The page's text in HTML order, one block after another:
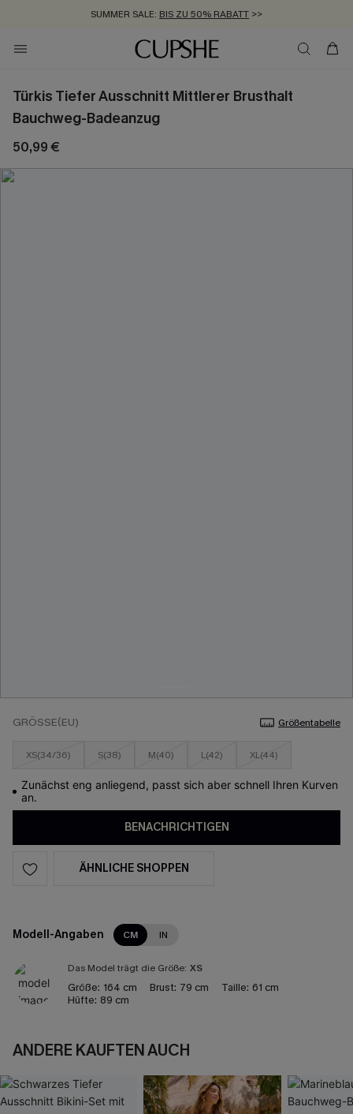
SUMMER SALE: BIS ZU 50% RABATT >>
ZUM NEWSLETTER:BIS ZU -20% EXTRA ERHALTEN
KOSTENLOSER VERSAND AB 89 €
Türkis Tiefer Ausschnitt Mittlerer Brusthalt
Bauchweg-Badeanzug
50,99 €
GRÖSSE(EU) Größentabelle
XS(34/36) S(38) M(40) L(42) XL(44)
Zunächst eng anliegend, passt sich aber schnell Ihren Kurven
an.
BENACHRICHTIGEN
ÄHNLICHE SHOPPEN
Modell-Angaben CM IN
Das Model trägt die Größe: XS
Größe: 164 cm Brust: 79 cm Taille: 61 cm
Hüfte: 89 cm
ANDERE KAUFTEN AUCH